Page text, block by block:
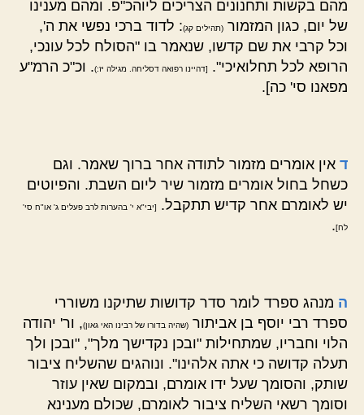
מהם בקשות ותחנונים הצריכים ליוהכ"פ. ומהם מענינו
של יום, כגון המזמור (תהילים קג): לדוד ברכי נפשי את ה',
וכל קרבי את שם קדשו, שנאמר בו "הסולח לכל עונכי,
הרופא לכל תחלואיכי".
[דהיינו רפואה דסליחה. מגילה יז:). וכ"כ הרמ"ע
מפאנו סי' כה].
ד אין אומרים מזמור לתודה אחר ברוך שאמר. וגם
כשחל בחול אומרים מזמור שיר ליום השבת. והפיוטים
יש לאומרם אחר קדיש תתקבל.
[יבי"א י' בהערות לרב פעלים ג' או"ח סי'
לח].
ה מנהג ספרד לומר סדר קדושות שתיקנו משוררי
ספרד רבי יוסף בן אביתור (שהיה בדורו של רבינו האי גאון), ור' יהודה
הלוי וחבריו, שמתחילות "ובכן נקדישך מלך", "ובכן ולך
תעלה קדושה כי אתה אלהינו". ונוהגים שהשליח ציבור
שותק, והסומך שעל ידו אומרם, ובמקום שאין עוזר
וסומך רשאי השליח ציבור לאומרם, שכולם מענינא